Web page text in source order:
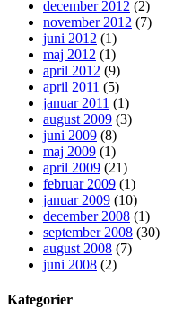
december 2012 (2)
november 2012 (7)
juni 2012 (1)
maj 2012 (1)
april 2012 (9)
april 2011 (5)
januar 2011 (1)
august 2009 (3)
juni 2009 (8)
maj 2009 (1)
april 2009 (21)
februar 2009 (1)
januar 2009 (10)
december 2008 (1)
september 2008 (30)
august 2008 (7)
juni 2008 (2)
Kategorier